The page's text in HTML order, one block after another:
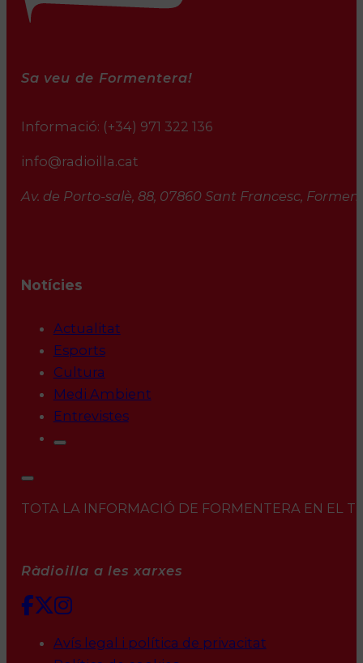
Sa veu de Formentera!
Informació: (+34) 971 322 136
info@radioilla.cat
Av. de Porto-salè, 88, 07860 Sant Francesc,
Notícies
Actualitat
Esports
Cultura
Medi Ambient
Entrevistes
TOTA LA INFORMACIÓ DE FORMENTERA EN EL
Ràdioilla a les xarxes
Avís legal i política de privacitat